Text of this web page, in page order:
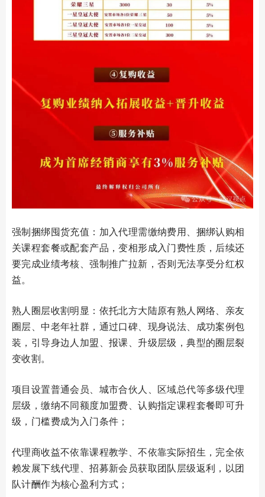
强制捆绑囤货充值：加入代理需缴纳费用、捆绑认购相
关课程套餐或配套产品，变相形成入门费性质，后续还
要完成业绩考核、强制推广拉新，否则无法享受分红权
益。
熟人圈层收割明显：依托北方大陆原有熟人网络、亲友
圈层、中老年社群，通过口碑、现身说法、成功案例包
装，引导身边人加盟、报课、升级层级，典型的圈层裂
变收割。
项目设置普通会员、城市合伙人、区域总代等多级代理
层级，缴纳不同额度加盟费、认购指定课程套餐即可升
级，门槛费成为入门条件；
代理商收益不依靠课程教学、不依靠实际招生，完全依
赖发展下线代理、招募新会员获取团队层级返利，以团
队计酬作为核心盈利方式；